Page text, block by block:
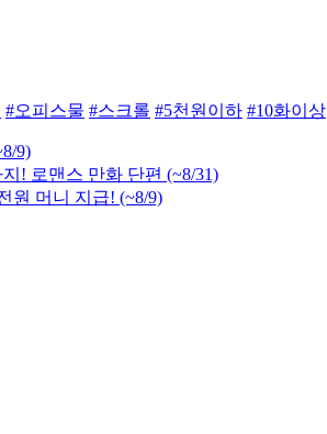
#오피스물 #스크롤 #5천원이하 #10화이상
9)
! 로맨스 만화 단편 (~8/31)
원 머니 지급! (~8/9)